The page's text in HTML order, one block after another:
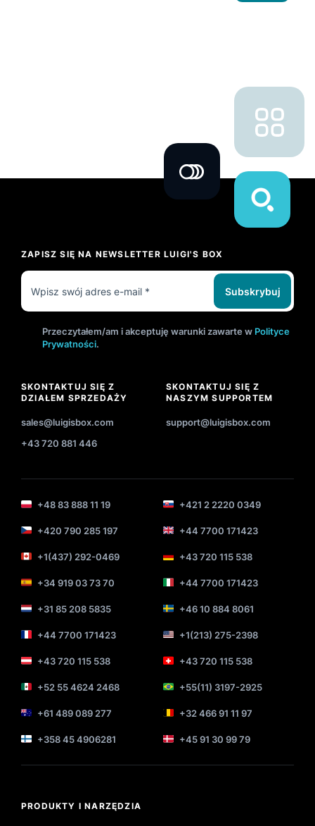
ZAPISZ SIĘ NA NEWSLETTER LUIGI'S BOX
Subskrybuj
Przeczytałem/am i akceptuję warunki zawarte w Polityce
Prywatności.
SKONTAKTUJ SIĘ Z
DZIAŁEM SPRZEDAŻY
sales@luigisbox.com
+43 720 881 446
SKONTAKTUJ SIĘ Z
NASZYM SUPPORTEM
support@luigisbox.com
+48 83 888 11 19 +421 2 2220 0349
+420 790 285 197 +44 7700 171423
+1(437) 292-0469 +43 720 115 538
+34 919 03 73 70 +44 7700 171423
+31 85 208 5835 +46 10 884 8061
+44 7700 171423 +1(213) 275-2398
+43 720 115 538 +43 720 115 538
+52 55 4624 2468 +55(11) 3197-2925
+61 489 089 277 +32 466 91 11 97
+358 45 4906281 +45 91 30 99 79
PRODUKTY I NARZĘDZIA